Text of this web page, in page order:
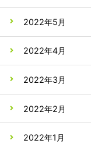
2022年5月
2022年4月
2022年3月
2022年2月
2022年1月